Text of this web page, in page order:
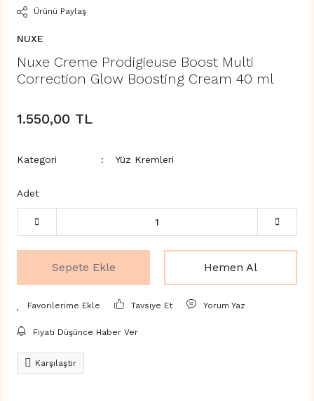
Ürünü Paylaş
NUXE
Nuxe Creme Prodigieuse Boost Multi
Correction Glow Boosting Cream 40 ml
1.550,00 TL
Kategori Yüz Kremleri
Adet
Sepete Ekle Hemen Al
Tavsiye Et Yorum Yaz
Fiyatı Düşünce Haber Ver
Karşılaştır